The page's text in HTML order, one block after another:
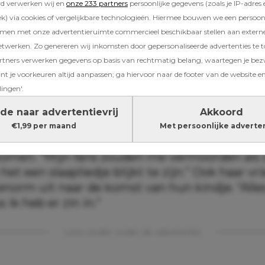
verwerken wij en onze 233 partners persoonlijke gegevens (zoals je IP-adres
via cookies of vergelijkbare technologieën. Hiermee bouwen we een
met onze advertentieruimte commercieel beschikbaar stellen aan
Zo genereren wij inkomsten door gepersonaliseerde advertenties te
verwerken gegevens op basis van rechtmatig belang, waartegen je
je voorkeuren altijd aanpassen; ga hiervoor naar de footer van de website
naar advertentievrij
€1,99 per maand
Akkoord
Met persoonlijke
aan Entertainment Tonight. “Er
die ik over me heen laat komen en ik
zich nu volledig op de komst van
is muziek niet helemaal naar de achtergrond
die in 2016 voor het laatst een album
aankomende moederschap niet ineens
“Mijn fans zouden me vermoorden als
een slaapliedje blijkt te zijn.” Ook haar
uit naar de komst van hun kindje.
ik heb er zin in.”